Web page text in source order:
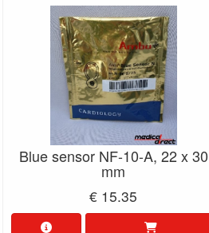
Blue sensor NF-10-A, 22 x 30
mm
€ 15.35